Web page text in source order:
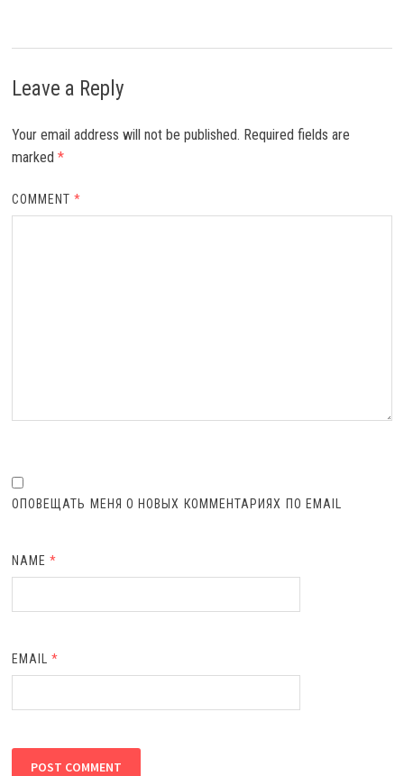
Leave a Reply
Your email address will not be published. Required fields are
marked *
COMMENT*
ОПОВЕЩАТЬ МЕНЯ О НОВЫХ КОММЕНТАРИЯХ ПО EMAIL
NAME*
EMAIL*